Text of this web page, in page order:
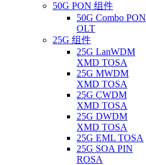
50G PON 组件
50G Combo PON
OLT
25G 组件
25G LanWDM
XMD TOSA
25G MWDM
XMD TOSA
25G CWDM
XMD TOSA
25G DWDM
XMD TOSA
25G EML TOSA
25G SOA PIN
ROSA